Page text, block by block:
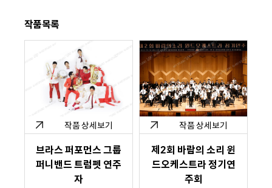
작품목록
작품 상세보기
브라스 퍼포먼스 그룹
퍼니밴드 트럼펫 연주
자
작품 상세보기
제2회 바람의 소리 윈
드오케스트라 정기연
주회